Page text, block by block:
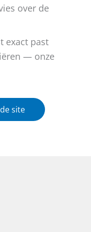
over de
exact past
— onze
site